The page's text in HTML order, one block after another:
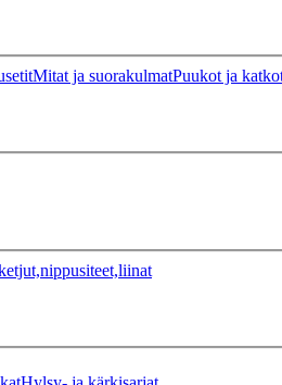
Mitat ja suorakulmatPuukot ja